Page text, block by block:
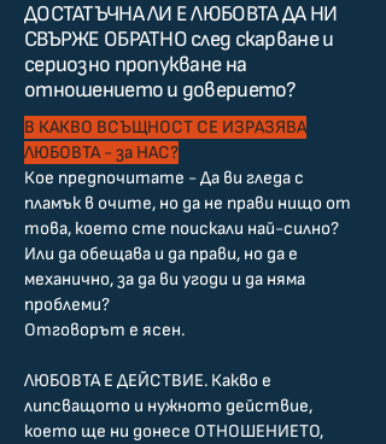
ДОСТАТЪЧНА ЛИ Е ЛЮБОВТА ДА НИ
СВЪРЖЕ ОБРАТНО след скарване и
сериозно пропукване на
отношението и доверието?
В КАКВО ВСЪЩНОСТ СЕ ИЗРАЗЯВА
ЛЮБОВТА - за НАС?
Кое предпочитате - Да ви гледа с
пламък в очите, но да не прави нищо от
това, което сте поискали най-силно?
Или да обещава и да прави, но да е
механично, за да ви угоди и да няма
проблеми?
Отговорът е ясен.
ЛЮБОВТА Е ДЕЙСТВИЕ. Какво е
липсващото и нужното действие,
което ще ни донесе ОТНОШЕНИЕТО,